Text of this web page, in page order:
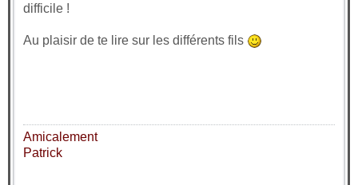
difficile !
Au plaisir de te lire sur les différents fils
Amicalement
Patrick